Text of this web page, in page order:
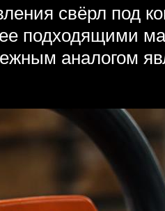
свёрл под
подходящими
аналогом